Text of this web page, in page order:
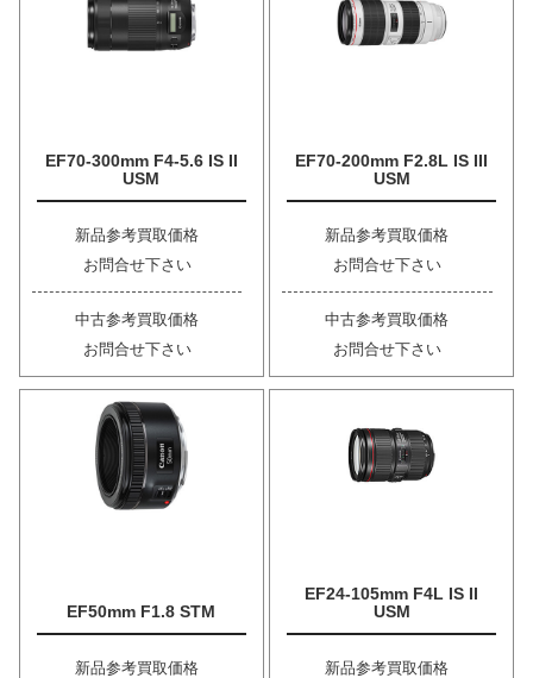
EF70-300mm F4-5.6 IS II
USM
新品参考買取価格
お問合せ下さい
中古参考買取価格
お問合せ下さい
EF70-200mm F2.8L IS III
USM
新品参考買取価格
お問合せ下さい
中古参考買取価格
お問合せ下さい
EF50mm F1.8 STM
新品参考買取価格
EF24-105mm F4L IS II
USM
新品参考買取価格